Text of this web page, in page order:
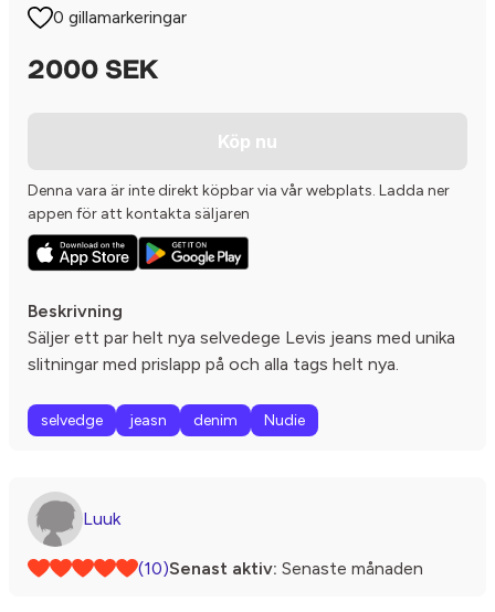
0 gillamarkeringar
2000 SEK
Köp nu
Denna vara är inte direkt köpbar via vår webplats. Ladda ner
appen för att kontakta säljaren
Beskrivning
Säljer ett par helt nya selvedege Levis jeans med unika
slitningar med prislapp på och alla tags helt nya.
selvedge jeasn denim Nudie
Luuk
(10)Senast aktiv: Senaste månaden